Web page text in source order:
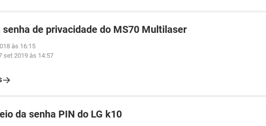
senha de privacidade do MS70 Multilaser
às 16:15
set 2019 às 14:57
da senha PIN do LG k10